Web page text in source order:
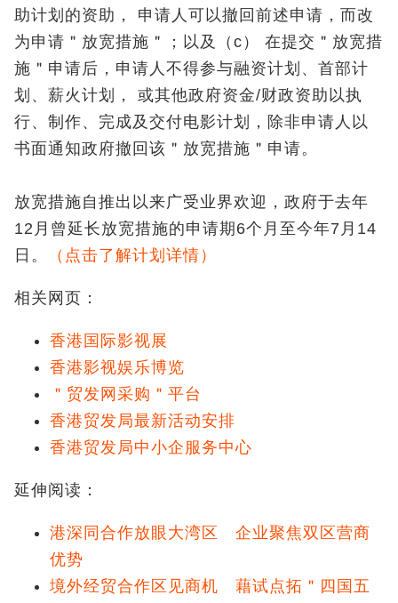
助计划的资助， 申请人可以撤回前述申请，而改
为申请＂放宽措施＂；以及（c） 在提交＂放宽措
施＂申请后，申请人不得参与融资计划、首部计
划、薪火计划， 或其他政府资金/财政资助以执
行、制作、完成及交付电影计划，除非申请人以
书面通知政府撤回该＂放宽措施＂申请。
放宽措施自推出以来广受业界欢迎，政府于去年
12月曾延长放宽措施的申请期6个月至今年7月14
日。
（点击了解计划详情）
相关网页：
香港国际影视展
香港影视娱乐博览
＂贸发网采购＂平台
香港贸发局最新活动安排
香港贸发局中小企服务中心
延伸阅读：
港深同合作放眼大湾区 企业聚焦双区营商
优势
境外经贸合作区见商机 藉试点拓＂四国五